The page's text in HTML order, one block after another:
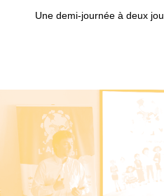
Une demi-journée à deux